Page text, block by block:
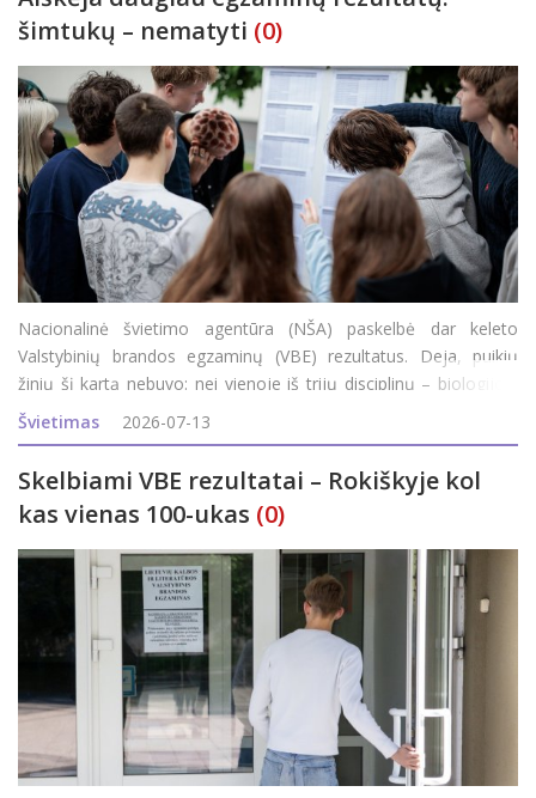
šimtukų – nematyti (0)
Nacionalinė švietimo agentūra (NŠA) paskelbė dar keleto
Valstybinių brandos egzaminų (VBE) rezultatus. Deja, puikių
žinių šį kartą nebuvo: nei vienoje iš trijų disciplinų – biologijos,
geografijos, verslumo ir ekonomikos – maksimalaus (100)
egzamino balo Roki&
Švietimas 2026-07-13
Skelbiami VBE rezultatai – Rokiškyje kol
kas vienas 100-ukas (0)